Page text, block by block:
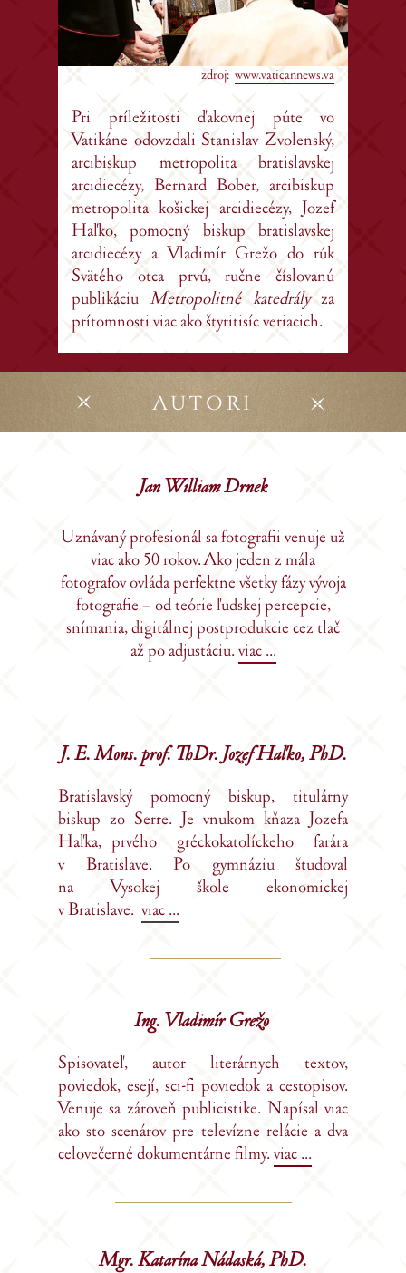
Pri príležitosti ďakovnej púte vo
Vatikáne odovzdali Stanislav Zvolenský,
arcibiskup metropolita bratislavskej
arcidiecézy, Bernard Bober, arcibiskup
metropolita košickej arcidiecézy, Jozef
Haľko, pomocný biskup bratislavskej
arcidiecézy a Vladimír Grežo do rúk
Svätého otca prvú, ručne číslovanú
publikáciu Metropolitné katedrályza
prítomnosti viac ako štyritisíc veriacich.
zdroj: www.vaticannews.va
AUTORI
Jan William Drnek
Uznávaný profesionál sa fotografii venuje už
viac ako 50 rokov. Ako jeden z mála
fotografov ovláda perfektne všetky fázy vývoja
fotografie – od teórie ľudskej percepcie,
snímania, digitálnej postprodukcie cez tlač
až po adjustáciu. viac ...
J. E. Mons. prof. ThDr. Jozef Haľko, PhD.
Bratislavský pomocný biskup, titulárny
biskup zo Serre. Je vnukom kňaza Jozefa
Haľka, prvého gréckokatolíckeho farára
v Bratislave. Po gymnáziu študoval
na Vysokej škole ekonomickej
v Bratislave. viac ...
Ing. Vladimír Grežo
Spisovateľ, autor literárnych textov,
poviedok, esejí, sci-fi poviedok a cestopisov.
Venuje sa zároveň publicistike. Napísal viac
ako sto scenárov pre televízne relácie a dva
celovečerné dokumentárne filmy. viac ...
Mgr. Katarína Nádaská,PhD.